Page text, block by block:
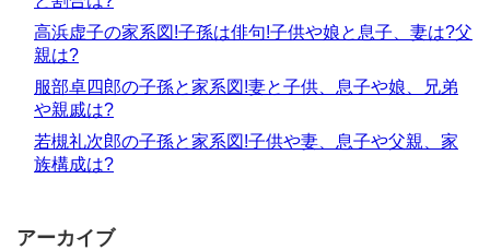
高浜虚子の家系図!子孫は俳句!子供や娘と息子、妻は?父
親は?
服部卓四郎の子孫と家系図!妻と子供、息子や娘、兄弟
や親戚は?
若槻礼次郎の子孫と家系図!子供や妻、息子や父親、家
族構成は?
アーカイブ